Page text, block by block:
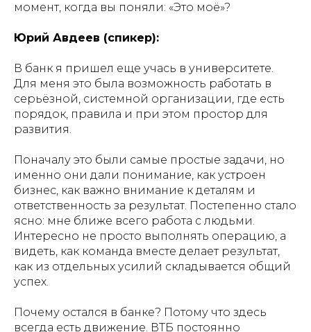
момент, когда вы поняли: «Это моё»?
Юрий Авдеев (спикер):
В банк я пришел еще учась в университете.
Для меня это была возможность работать в
серьёзной, системной организации, где есть
порядок, правила и при этом простор для
развития.
Поначалу это были самые простые задачи, но
именно они дали понимание, как устроен
бизнес, как важно внимание к деталям и
ответственность за результат. Постепенно стало
ясно: мне ближе всего работа с людьми.
Интересно не просто выполнять операцию, а
видеть, как команда вместе делает результат,
как из отдельных усилий складывается общий
успех.
Почему остался в банке? Потому что здесь
всегда есть движение. ВТБ постоянно